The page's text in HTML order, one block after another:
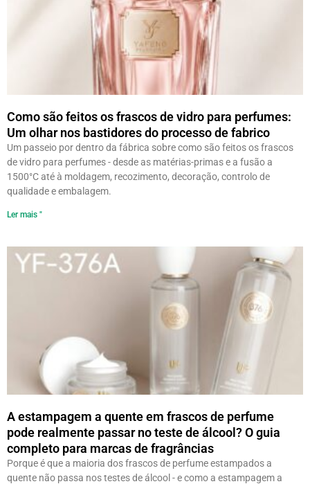
Como são feitos os frascos de vidro para perfumes:
Um olhar nos bastidores do processo de fabrico
Um passeio por dentro da fábrica sobre como são feitos os frascos
de vidro para perfumes - desde as matérias-primas e a fusão a
1500°C até à moldagem, recozimento, decoração, controlo de
qualidade e embalagem.
Ler mais "
A estampagem a quente em frascos de perfume
pode realmente passar no teste de álcool? O guia
completo para marcas de fragrâncias
Porque é que a maioria dos frascos de perfume estampados a
quente não passa nos testes de álcool - e como a estampagem a